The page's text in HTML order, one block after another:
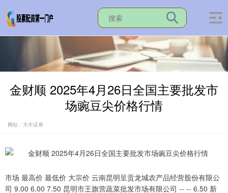
金财顺 2025年4月26日全国主要批发市
场豌豆尖价格行情
网站：大牛证券
市场 最高价 最低价 大宗价 云南昆明呈贡龙城农产品经营股份有限公
司 9.00 6.00 7.50 昆明市王旗营蔬菜批发市场有限公司 -- -- 6.50 新